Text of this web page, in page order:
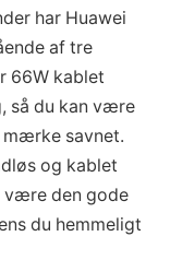
har Huawei
af tre
66W kablet
så du kan være
savnet.
og kablet
være den gode
du hemmeligt